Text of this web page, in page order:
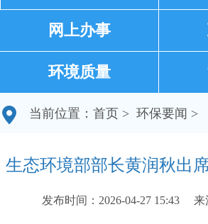
网上办事
环境质量
当前位置： 首页 > 环保要闻 >
生态环境部部长黄润秋出
发布时间：2026-04-27 15:43 来